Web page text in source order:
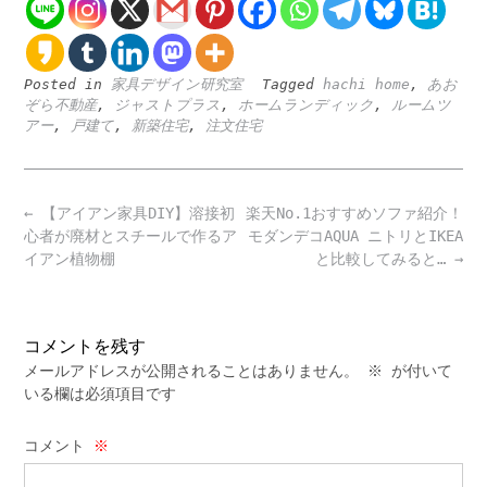
Posted in 家具デザイン研究室 Tagged hachi home , あお
ぞら不動産, ジャストプラス , ホームランディック ,
ルームツ
アー, 戸建て, 新築住宅, 注文住宅
Post
navigation
楽天No.1おすすめソファ紹介！
モダンデコAQUA ニトリとIKEA
と比較してみると… →
← 【アイアン家具DIY】溶接初
心者が廃材とスチールで作るア
イアン植物棚
コメントを残す
メールアドレスが公開されることはありません。 ※
が付いて
いる欄は必須項目です
コメント ※